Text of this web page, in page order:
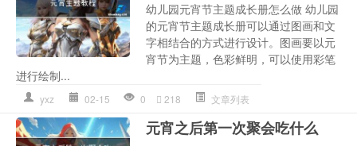
幼儿园元宵节主题成长册怎么做 幼儿园
的元宵节主题成长册可以通过图画和文
字相结合的方式进行设计。图画要以元
宵节为主题，色彩鲜明，可以使用彩笔
进行绘制...
yxz 02-15 0 218 文章列表
元宵之后第一次聚会吃什么